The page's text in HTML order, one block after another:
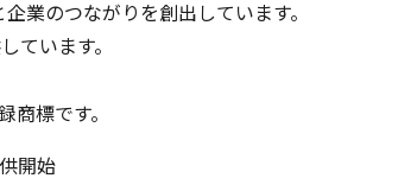
業のつながりを創出しています。
ています。
標です。
開始